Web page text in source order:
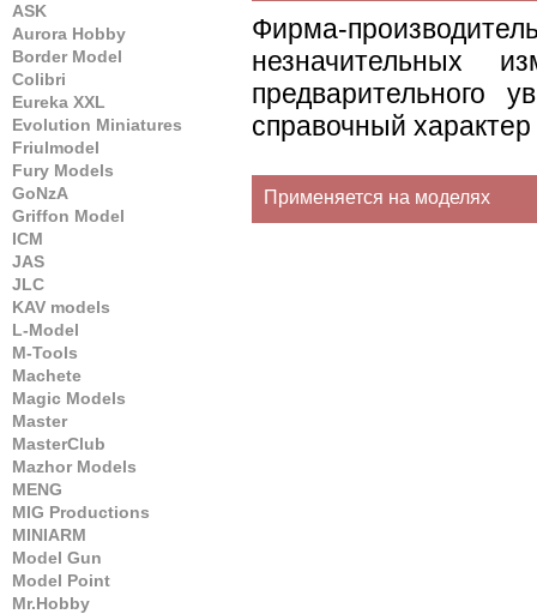
ASK
Aurora Hobby
Border Model
Colibri
Eureka XXL
Evolution Miniatures
Friulmodel
Fury Models
GoNzA
Griffon Model
ICM
JAS
JLC
KAV models
L-Model
M-Tools
Machete
Magic Models
Master
MasterClub
Mazhor Models
MENG
MIG Productions
MINIARM
Model Gun
Model Point
Mr.Hobby
Фирма-
незначительных
предварительного
справочный
Применяется на моделях